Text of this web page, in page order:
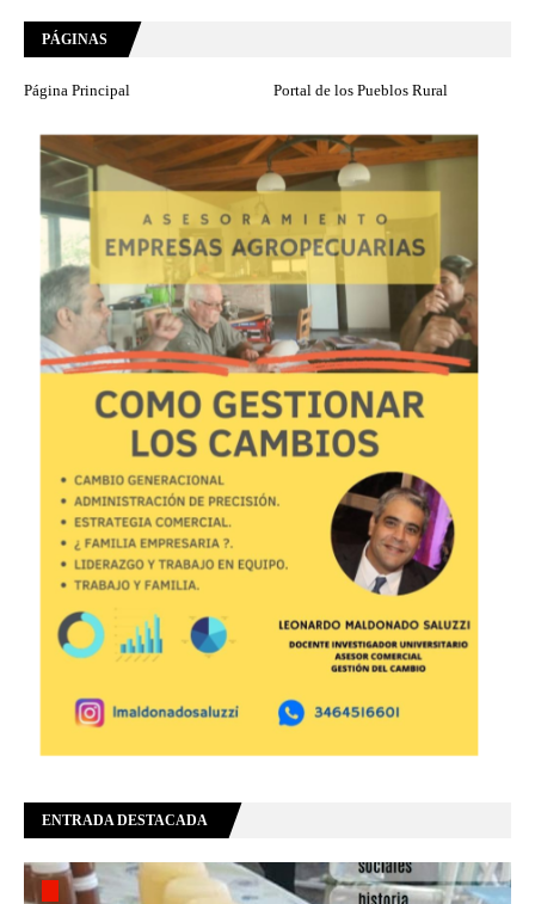
PÁGINAS
Página Principal Portal de los Pueblos Rural
ENTRADA DESTACADA